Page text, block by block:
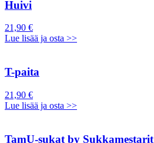
Huivi
21,90 €
Lue lisää ja osta >>
T-paita
21,90 €
Lue lisää ja osta >>
TamU-sukat by Sukkamestarit